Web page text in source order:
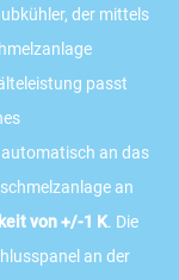
der mittels
passt
an das
an
von +/-1 K. Die
an der